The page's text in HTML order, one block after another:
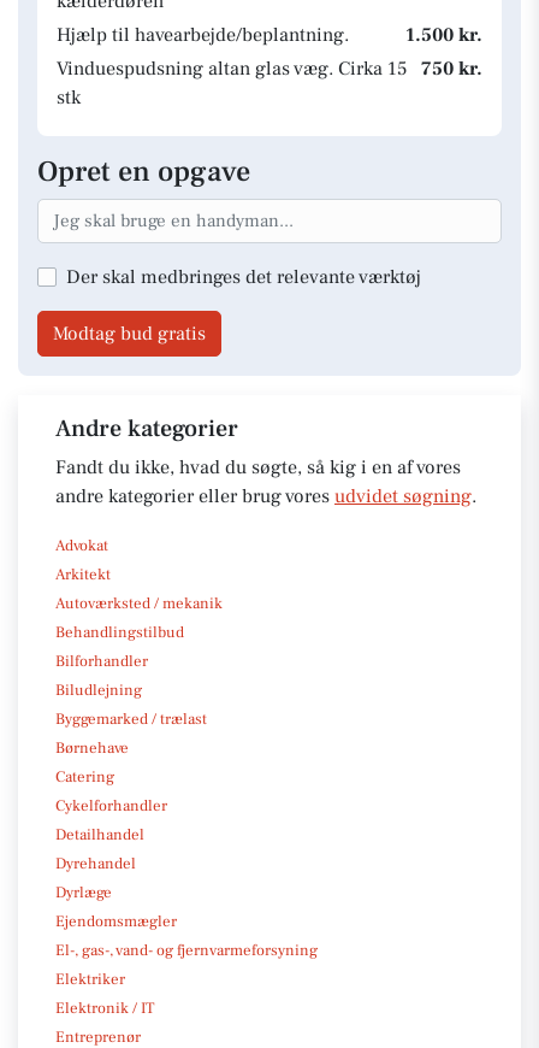
Hjælp til havearbejde/beplantning.
1.500 kr.
Vinduespudsning altan glas væg. Cirka 15
stk
750 kr.
Opret en opgave
Der skal medbringes det relevante værktøj
Modtag bud gratis
Andre kategorier
Fandt du ikke, hvad du søgte, så kig i en af vores
andre kategorier eller brug vores udvidet søgning.
Advokat
Arkitekt
Autoværksted / mekanik
Behandlingstilbud
Bilforhandler
Biludlejning
Byggemarked / trælast
Børnehave
Catering
Cykelforhandler
Detailhandel
Dyrehandel
Dyrlæge
Ejendomsmægler
El-, gas-, vand- og fjernvarmeforsyning
Elektriker
Elektronik / IT
Entreprenør